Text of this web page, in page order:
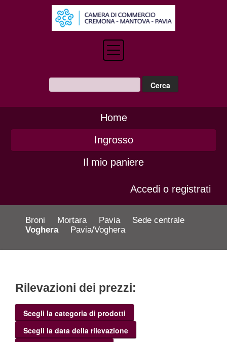
Home
Ingrosso
Il mio paniere
Accedi o registrati
Broni Mortara Pavia
Sede centrale
Voghera
Pavia/Voghera
Rilevazioni dei prezzi:
Scegli la categoria di prodotti
Scegli la data della rilevazione